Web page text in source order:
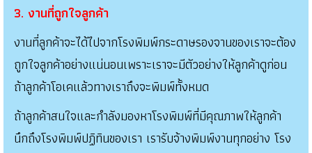
3. งานที่ถูกใจลูกค้า
งานที่ลูกค้าจะได้ไปจากโรงพิมพ์กระดาษรองจานของเราจะต้อง
ถูกใจลูกค้าอย่างแน่นอนเพราะเราจะมีตัวอย่างให้ลูกค้าดูก่อน
ถ้าลูกค้าโอเคแล้วทางเราถึงจะพิมพ์ทั้งหมด
ถ้าลูกค้าสนใจและกำลังมองหาโรงพิมพ์ที่มีคุณภาพให้ลูกค้า
นึกถึงโรงพิมพ์ปฏิทินของเรา เรารับจ้างพิมพ์งานทุกอย่าง โรง